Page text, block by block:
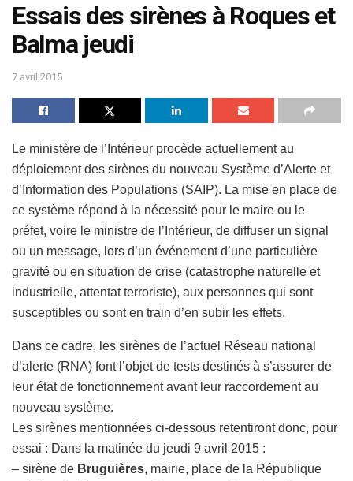
Essais des sirènes à Roques et
Balma jeudi
7 avril 2015
Le ministère de l’Intérieur procède actuellement au
déploiement des sirènes du nouveau Système d’Alerte et
d’Information des Populations (SAIP). La mise en place de
ce système répond à la nécessité pour le maire ou le
préfet, voire le ministre de l’Intérieur, de diffuser un signal
ou un message, lors d’un événement d’une particulière
gravité ou en situation de crise (catastrophe naturelle et
industrielle, attentat terroriste), aux personnes qui sont
susceptibles ou sont en train d’en subir les effets.
Dans ce cadre, les sirènes de l’actuel Réseau national
d’alerte (RNA) font l’objet de tests destinés à s’assurer de
leur état de fonctionnement avant leur raccordement au
nouveau système.
Les sirènes mentionnées ci-dessous retentiront donc, pour
essai : Dans la matinée du jeudi 9 avril 2015 :
– sirène de Bruguières, mairie, place de la République